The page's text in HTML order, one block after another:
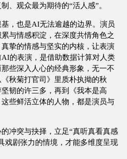
、观众最为期待的“活人感”。
，也是AI无法逾越的边界。演员
与情感积淀，在深度共情角色之
挚的情感与坚实的内核，让表演
的表演，是借助数据计算对人类
些深入人心的经典形象，无一不
秋菊打官司》里质朴执拗的秋
韧的许三多，再到《我本是高
些鲜活立体的人物，都是演员与
冲突与抉择，立足“真听真看真感
戏剧张力的情境，才能多维度呈现